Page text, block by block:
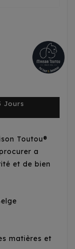
Jours
Toutou®
a
et de bien
matières et